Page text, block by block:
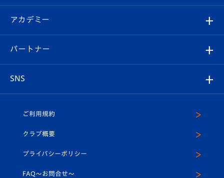
イベント
メディア
ホームタウン
スタッフプロフィール
マスコット紹介
平和祈念活動
Revive Team
ヴィヴィくんの長崎おもてなしガイド
フォトギャラリー
スタジアムグルメ
V-LOVERS（ファンクラブ）
プレイヤーズスイート
オンラインショップ
店舗情報
アカデミー
育成からのお知らせ
U-18
スクール
パートナー
SNS
ヴィヴィくんインスタグラム
公式LINE＠
ご利用規約
クラブ概要
プライバシーポリシー
FAQ〜お問合せ〜